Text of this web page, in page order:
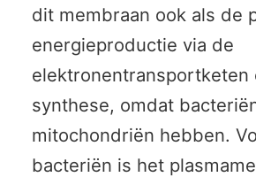
dit membraan ook als de
energieproductie via de
elektronentransportketen
synthese, omdat
mitochondriën hebben.
bacteriën is het